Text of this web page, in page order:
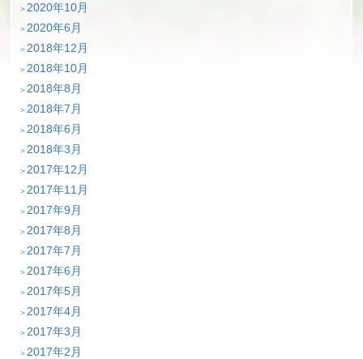
2020年10月
2020年6月
2018年12月
2018年10月
2018年8月
2018年7月
2018年6月
2018年3月
2017年12月
2017年11月
2017年9月
2017年8月
2017年7月
2017年6月
2017年5月
2017年4月
2017年3月
2017年2月